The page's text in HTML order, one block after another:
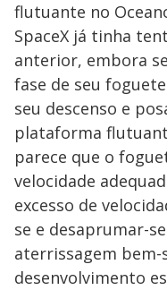
flutuante no
SpaceX já tinha
anterior, embora
fase de seu
seu descenso e
plataforma
parece que o
velocidade
excesso de
se e desaprumar-
aterrissagem bem-
desenvolvimento